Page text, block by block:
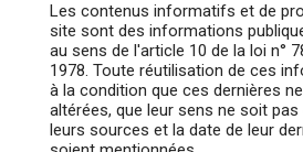
Les contenus informatifs et de
site sont des informations
au sens de l'article 10 de la loi n°
1978. Toute réutilisation de ces
à la condition que ces dernières
altérées, que leur sens ne soit pas
leurs sources et la date de leur